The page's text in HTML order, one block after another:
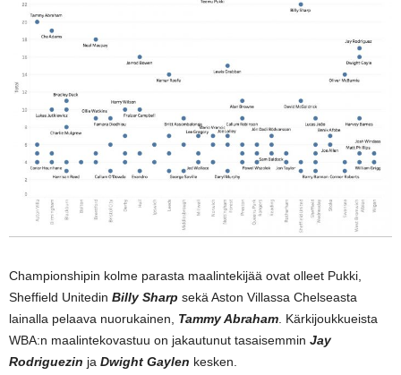
Championshipin kolme parasta maalintekijää ovat olleet Pukki,
Sheffield Unitedin Billy Sharp sekä Aston Villassa Chelseasta
lainalla pelaava nuorukainen, Tammy Abraham. Kärkijoukkueista
WBA:n maalintekovastuu on jakautunut tasaisemmin Jay
Rodriguezin ja Dwight Gaylen kesken.